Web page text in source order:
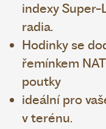
indexy Super-
radia.
Hodinky se
řemínkem
poutky
ideální pro
v terénu.